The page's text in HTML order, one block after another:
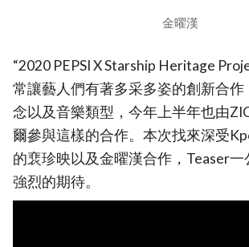
金曜漢
“2020 PEPSI X Starship Heritage
常讓藝人們有著多采多姿的創新合
念以及音樂類型，今年上半年也由
爾參與這樣的合作。本次找來深受
的裵珍映以及金曜漢合作，Teaser
強烈的期待。